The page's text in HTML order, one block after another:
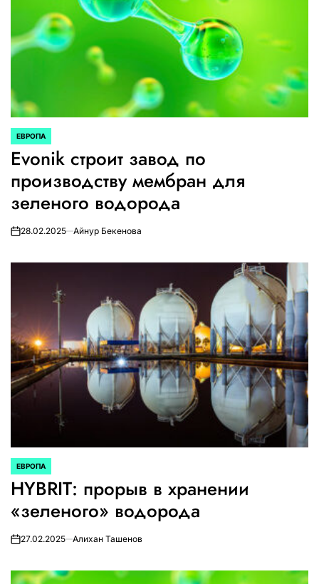
ОПУБЛИКОВАНО
В
ЕВРОПА
Evonik строит завод по
производству мембран для
зеленого водорода
on28.02.2025 Айнур Бекенова
ОПУБЛИКОВАНО
В
ЕВРОПА
HYBRIT: прорыв в хранении
«зеленого» водорода
on27.02.2025 Алихан Ташенов